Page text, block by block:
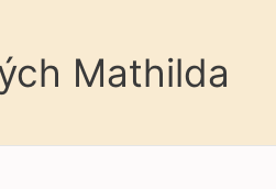
Mathilda